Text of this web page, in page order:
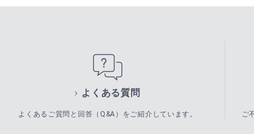
よくある質問
よくあるご質問と回答（Q&A）をご紹介しています。
ご